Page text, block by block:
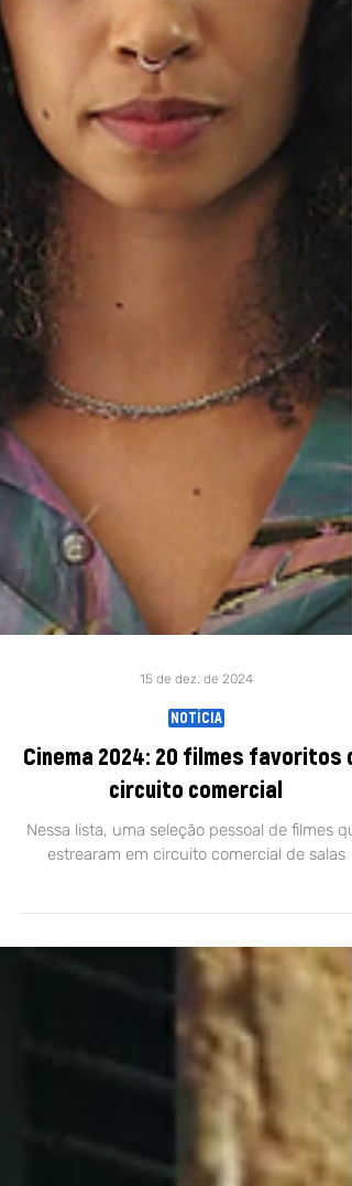
15 de dez. de 2024
NOTÍCIA
Cinema 2024: 20 filmes favoritos
circuito comercial
Nessa lista, uma seleção pessoal de filmes